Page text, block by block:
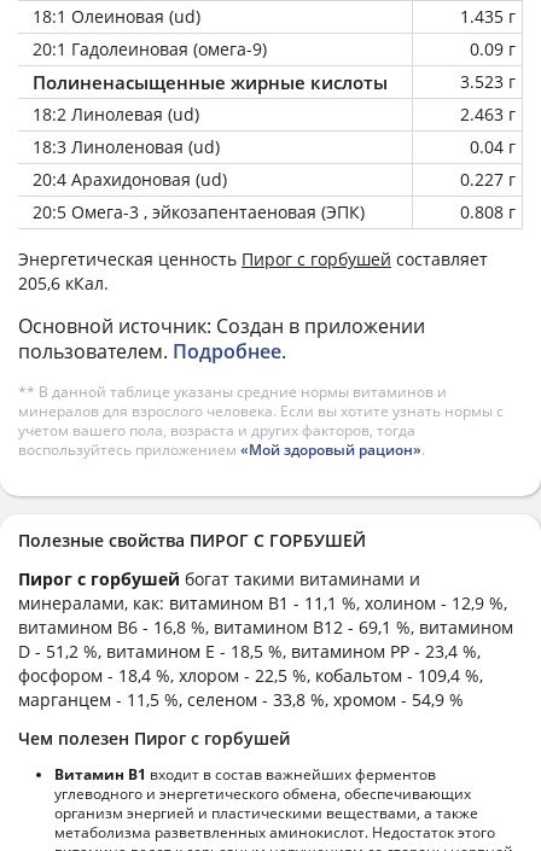
18:1 Олеиновая (ud)
1.435 г
20:1 Гадолеиновая (омега-9)
0.09 г
Полиненасыщенные жирные кислоты
3.523 г
18:2 Линолевая (ud)
2.463 г
18:3 Линоленовая (ud)
0.04 г
20:4 Арахидоновая (ud)
0.227 г
20:5 Омега-3 , эйкозапентаеновая (ЭПК)
0.808 г
Энергетическая ценность Пирог с горбушей составляет
205,6 кКал.
Основной источник: Создан в приложении
пользователем. Подробнее.
** В данной таблице указаны средние нормы витаминов и
минералов для взрослого человека. Если вы хотите узнать нормы с
учетом вашего пола, возраста и других факторов, тогда
воспользуйтесь приложением «Мой здоровый рацион».
Полезные свойства ПИРОГ С ГОРБУШЕЙ
Пирог с горбушей богат такими витаминами и
минералами, как: витамином B1 - 11,1 %, холином - 12,9 %,
витамином B6 - 16,8 %, витамином B12 - 69,1 %, витамином
D - 51,2 %, витамином E - 18,5 %, витамином PP - 23,4 %,
фосфором - 18,4 %, хлором - 22,5 %, кобальтом - 109,4 %,
марганцем - 11,5 %, селеном - 33,8 %, хромом - 54,9 %
Чем полезен Пирог с горбушей
Витамин В1 входит в состав важнейших ферментов
углеводного и энергетического обмена, обеспечивающих
организм энергией и пластическими веществами, а также
метаболизма разветвленных аминокислот. Недостаток этого